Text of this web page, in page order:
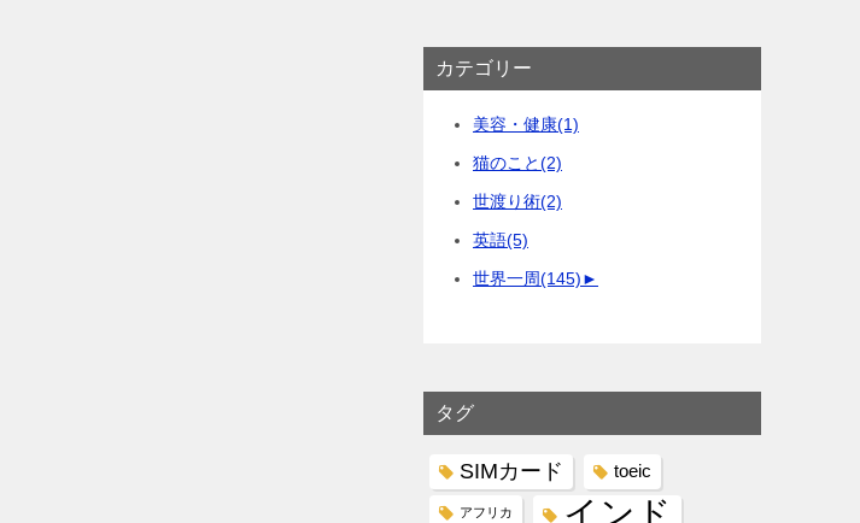
カテゴリー
美容・健康(1)
猫のこと(2)
世渡り術(2)
英語(5)
世界一周(145)►
タグ
SIMカード toeic
アフリカ インド